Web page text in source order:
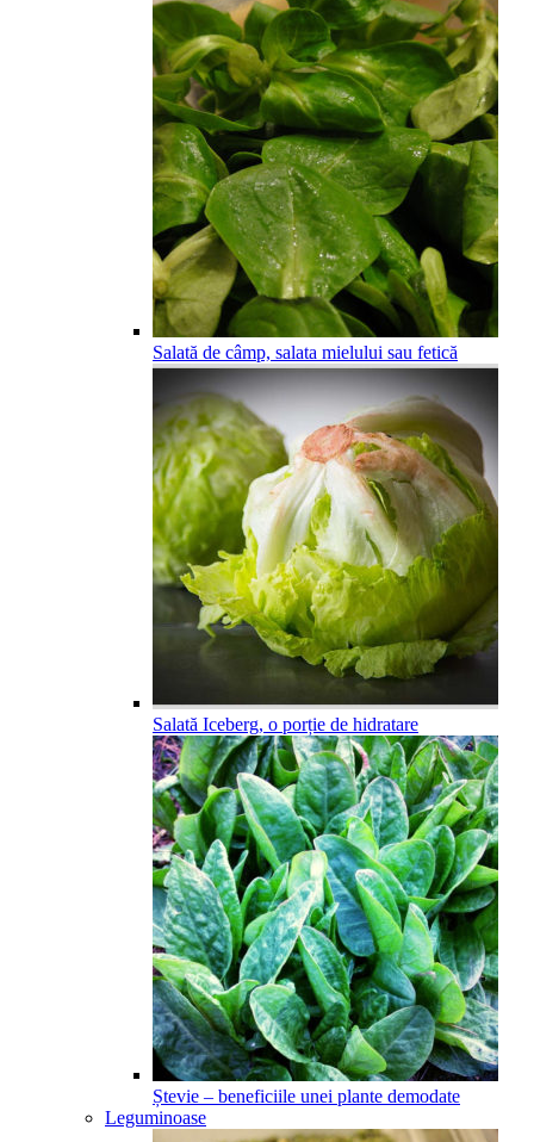
Salată de câmp, salata mielului sau fetică
Salată Iceberg, o porție de hidratare
Ștevie – beneficiile unei plante demodate
Leguminoase